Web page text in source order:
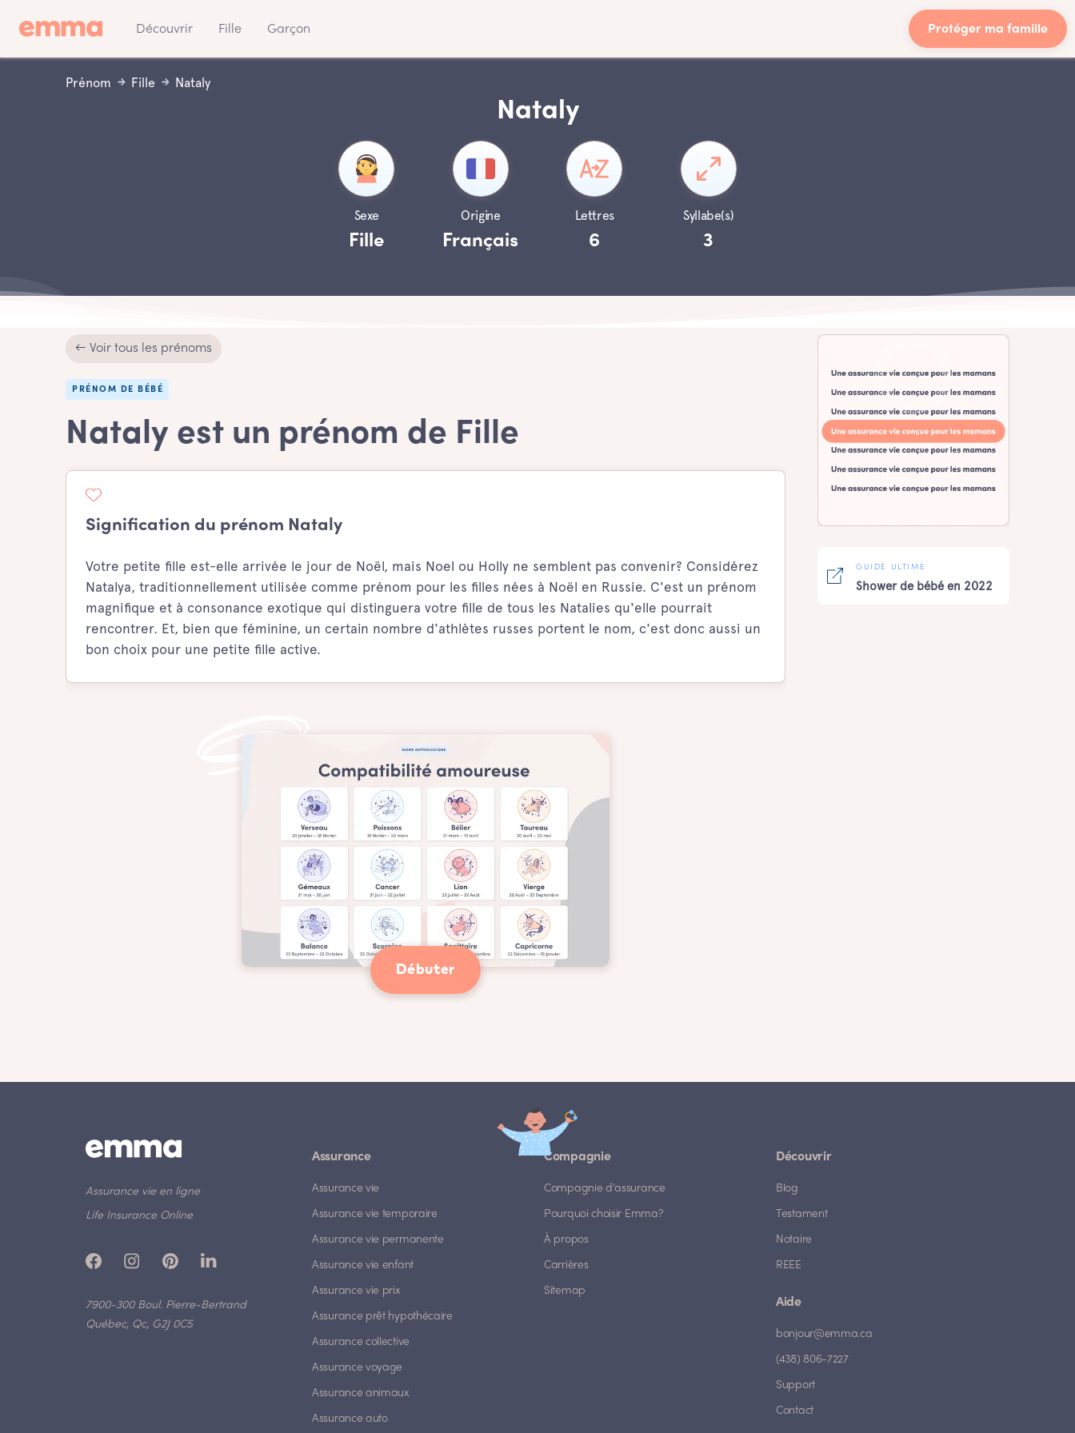
Découvrir Fille Garçon Protéger ma famille
Prénom Fille Nataly
Nataly
Sexe
Fille
Origine
Français
Lettres
6
Syllabe(s)
3
← Voir tous les prénoms
PRÉNOM DE BÉBÉ
Nataly est un prénom de Fille
Signification du prénom Nataly
Votre petite fille est-elle arrivée le jour de Noël, mais Noel ou Holly ne semblent pas convenir? Considérez
Natalya, traditionnellement utilisée comme prénom pour les filles nées à Noël en Russie. C'est un prénom
magnifique et à consonance exotique qui distinguera votre fille de tous les Natalies qu'elle pourrait
rencontrer. Et, bien que féminine, un certain nombre d'athlètes russes portent le nom, c'est donc aussi un
bon choix pour une petite fille active.
Débuter
GUIDE ULTIME
Shower de bébé en 2022
Assurance vie en ligne
Life Insurance Online
7900-300 Boul. Pierre-Bertrand
Québec, Qc, G2J 0C5
Assurance
Assurance vie
Assurance vie temporaire
Assurance vie permanente
Assurance vie enfant
Assurance vie prix
Assurance prêt hypothécaire
Assurance collective
Assurance voyage
Assurance animaux
Assurance auto
Compagnie
Compagnie d'assurance
Pourquoi choisir Emma?
À propos
Carrières
Sitemap
Découvrir
Blog
Testament
Notaire
REEE
Aide
bonjour@emma.ca
(438) 806-7227
Support
Contact